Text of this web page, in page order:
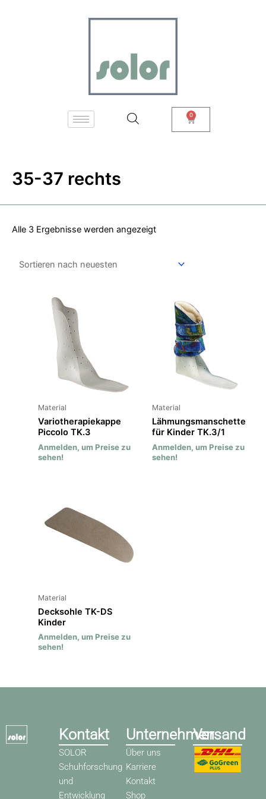
0 Warenkorb
35-37 rechts
Alle 3 Ergebnisse werden angezeigt
neuesten
Material
Variotherapiekappe
Piccolo TK.3
Anmelden, um Preise zu
sehen!
Material
Lähmungsmanschette
für Kinder TK.3/1
Anmelden, um Preise zu
sehen!
Material
Decksohle TK-DS
Kinder
Anmelden, um Preise zu
sehen!
Kontakt
SOLOR
Schuhforschung
und
Entwicklung
Unternehmen
Über uns
Karriere
Kontakt
Shop
Versand